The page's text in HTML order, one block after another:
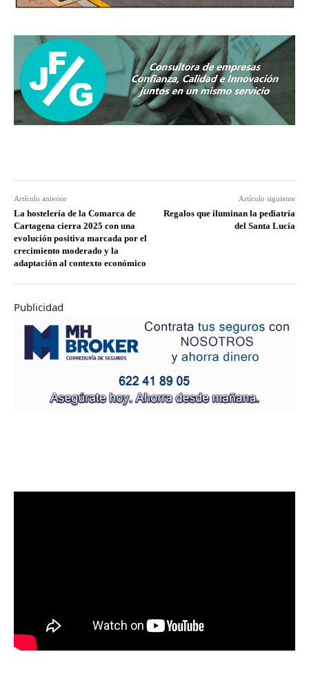
Artículo anterior
La hostelería de la Comarca de
Cartagena cierra 2025 con una
evolución positiva marcada por el
crecimiento moderado y la
adaptación al contexto económico
Artículo siguiente
Regalos que iluminan la pediatría
del Santa Lucía
Publicidad